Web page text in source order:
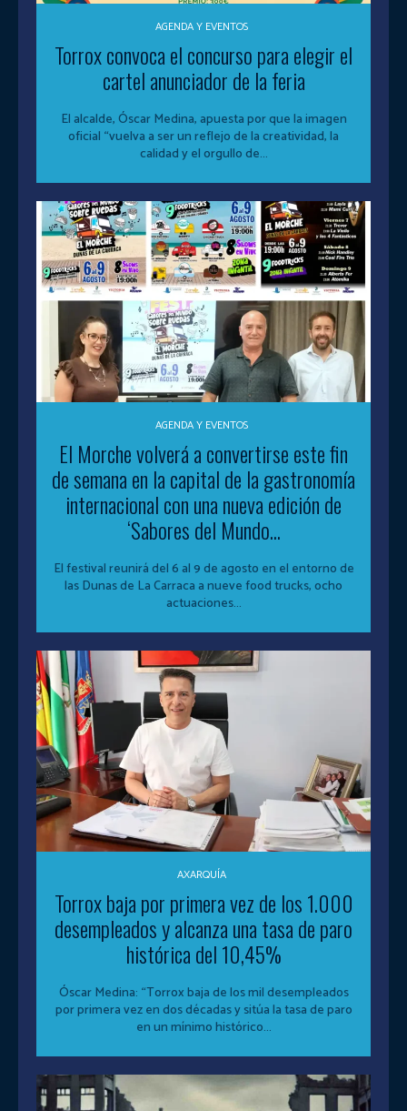
AGENDA Y EVENTOS
Torrox convoca el concurso para elegir el
cartel anunciador de la feria
El alcalde, Óscar Medina, apuesta por que la imagen
oficial “vuelva a ser un reflejo de la creatividad, la
calidad y el orgullo de...
AGENDA Y EVENTOS
El Morche volverá a convertirse este fin
de semana en la capital de la gastronomía
internacional con una nueva edición de
‘Sabores del Mundo...
El festival reunirá del 6 al 9 de agosto en el entorno de
las Dunas de La Carraca a nueve food trucks, ocho
actuaciones...
AXARQUÍA
Torrox baja por primera vez de los 1.000
desempleados y alcanza una tasa de paro
histórica del 10,45%
Óscar Medina: “Torrox baja de los mil desempleados
por primera vez en dos décadas y sitúa la tasa de paro
en un mínimo histórico...